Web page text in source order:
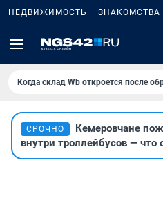
НЕДВИЖИМОСТЬ ЗНАКОМСТВА
Когда склад Wb откроется после
СРОЧНО
Кемеровчане
внутри троллейбусов —